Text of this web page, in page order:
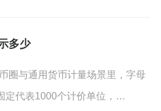
多少
圈与通用货币计量场景里，字母
定代表1000个计价单位，